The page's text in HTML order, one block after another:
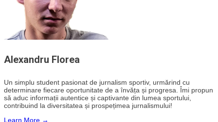
Alexandru Florea
Un simplu student pasionat de jurnalism sportiv, urmărind cu
determinare fiecare oportunitate de a învăța și progresa. Îmi propun
să aduc informații autentice și captivante din lumea sportului,
contribuind la diversitatea și prospețimea jurnalismului!
Learn More →